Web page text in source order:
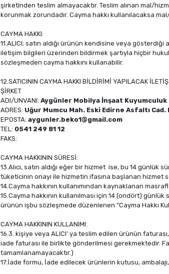
şirketinden teslim almayacaktır. Teslim alınan mal/
korunmak zorundadır. Cayma hakkı kullanılacaksa
CAYMA HAKKI:
11.ALICI; satın aldığı ürünün kendisine veya
iletişim bilgileri üzerinden bildirmek şartıyla hiçbir
sözleşmeden cayma hakkını kullanabilir.
12.SATICININ CAYMA HAKKI BİLDİRİMİ YAPILACAK
ŞİRKET
ADI/UNVANI:Aygünler Mobilya İnşaat Kuyumculuk
ADRES: Uğur Mumcu Mah. Eski Edirne Asfaltı
EPOSTA:aygunler.beko1@gmail.com
TEL: 0541 249 81 12
FAKS:
CAYMA HAKKININ SÜRESİ:
13.Alıcı, satın aldığı eğer bir hizmet ise, bu 14
tüketicinin onayı ile hizmetin ifasına başlanan hizmet
14.Cayma hakkının kullanımından kaynaklanan
15.Cayma hakkının kullanılması için 14 (ondört)
ürünün işbu sözleşmede düzenlenen "Cayma Hakkı
CAYMA HAKKININ KULLANIMI:
16.3. kişiye veya ALICI’ ya teslim edilen ürünün
iade faturası ile birlikte gönderilmesi gerekmektedir.
tamamlanamayacaktır.)
17.İade formu, İade edilecek ürünlerin kutusu,